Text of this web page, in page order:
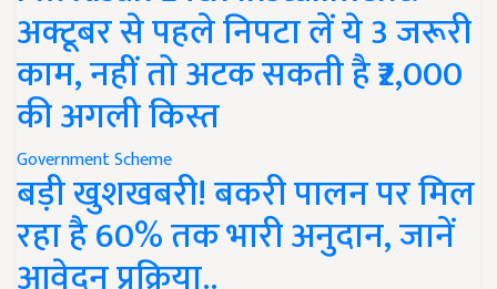
अक्टूबर से पहले निपटा लें ये 3 जरूरी
काम, नहीं तो अटक सकती है ₹2,000
की अगली किस्त
Government Scheme
बड़ी खुशखबरी! बकरी पालन पर मिल
रहा है 60% तक भारी अनुदान, जानें